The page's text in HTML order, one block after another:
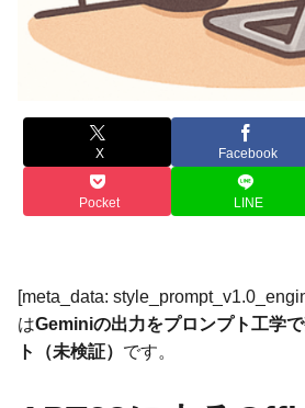
X Facebook
Pocket LINE
[meta_data:
はGeminiの出力をプロンプト工学
ト（未検証） です。